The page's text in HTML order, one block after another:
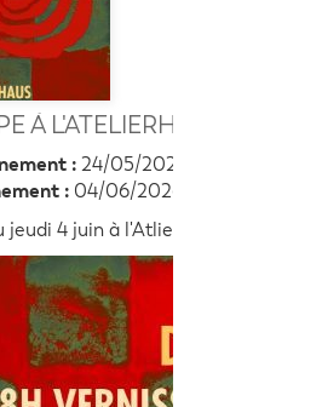
À L'ATELIERHAUS
: 24/05/2026
: 04/06/2026
jeudi 4 juin à l'AtlierHaus - Terre de